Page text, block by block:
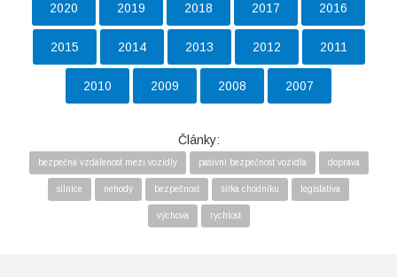
2020 2019 2018 2017 2016
2015 2014 2013 2012 2011
2010 2009 2008 2007
Články:
bezpečná vzdálenost mezi vozidly pasivní bezpečnost vozidla doprava
silnice nehody bezpečnost šířka chodníku legislativa
výchova rychlost